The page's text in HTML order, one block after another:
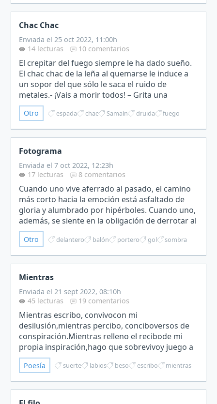
Chac Chac
Enviada el 25 oct 2022, 11:00h
14 lecturas
10 comentarios
El crepitar del fuego siempre le ha dado sueño.
El chac chac de la leña al quemarse le induce a
un sopor del que sólo le saca el ruido de
metales.- ¡Vais a morir todos! – Grita una
voz.Media docena de tipos armados han
irrumpido en el Samaín.…
Otro espada chac Samaín druida fuego
Fotograma
Enviada el 7 oct 2022, 12:23h
17 lecturas
8 comentarios
Cuando uno vive aferrado al pasado, el camino
más corto hacia la emoción está asfaltado de
gloria y alumbrado por hipérboles. Cuando uno,
además, se siente en la obligación de derrotar al
presente, el camino más corto hacia la sonrisa
suele e…
Otro delantero balón portero gol sombra
Mientras
Enviada el 21 sept 2022, 08:10h
45 lecturas
19 comentarios
Mientras escribo, convivocon mi
desilusión,mientras percibo, conciboversos de
conspiración.Mientras relleno el recibode mi
propia inspiración,hago que sobrevivoy juego a
aprender la lección.Mientras soy, jamás serélo
que quisieron que fuera,m…
Poesía suerte labios beso escribo mientras